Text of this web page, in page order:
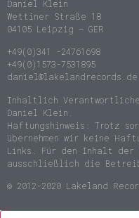
Daniel Klein
Wettiner Straße 18
04105 Leipzig – GER
+49(0)341 -24761698
+49(0)1573-7531895
daniel@lakelandrecords.de
Inhaltlich Verantwortlicher
Daniel Klein.
Haftungshinweis: Trotz
übernehmen wir keine
Links. Für den Inhalt der
ausschließlich die
© 2012-2020 Lakeland